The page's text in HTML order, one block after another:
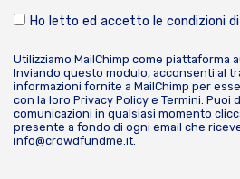
Ho letto ed accetto le condizioni di
Utilizziamo MailChimp come piattaforma
Inviando questo modulo, acconsenti al
informazioni fornite a MailChimp per
con la loro Privacy Policy e Termini . Puoi
comunicazioni in qualsiasi momento
presente a fondo di ogni email che
info@crowdfundme.it